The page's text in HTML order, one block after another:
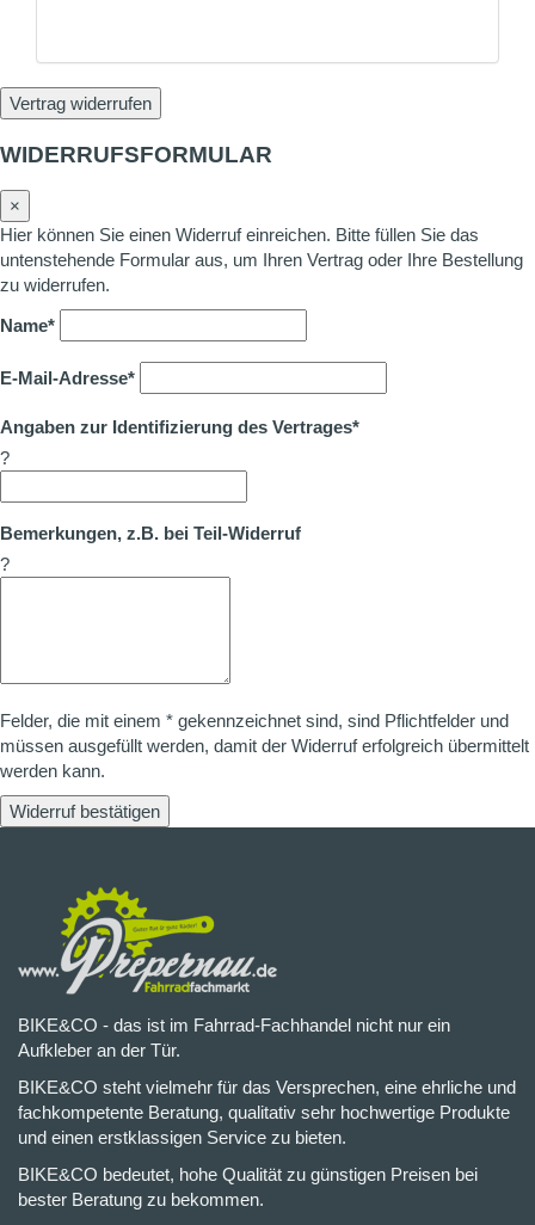
Vertrag widerrufen
WIDERRUFSFORMULAR
×
Hier können Sie einen Widerruf einreichen. Bitte füllen Sie das
untenstehende Formular aus, um Ihren Vertrag oder Ihre Bestellung
zu widerrufen.
Name*
E-Mail-Adresse*
Angaben zur Identifizierung des Vertrages*
?
Bemerkungen, z.B. bei Teil-Widerruf
?
Felder, die mit einem * gekennzeichnet sind, sind Pflichtfelder und
müssen ausgefüllt werden, damit der Widerruf erfolgreich übermittelt
werden kann.
Widerruf bestätigen
BIKE&CO - das ist im Fahrrad-Fachhandel nicht nur ein
Aufkleber an der Tür.
BIKE&CO steht vielmehr für das Versprechen, eine ehrliche und
fachkompetente Beratung, qualitativ sehr hochwertige Produkte
und einen erstklassigen Service zu bieten.
BIKE&CO bedeutet, hohe Qualität zu günstigen Preisen bei
bester Beratung zu bekommen.